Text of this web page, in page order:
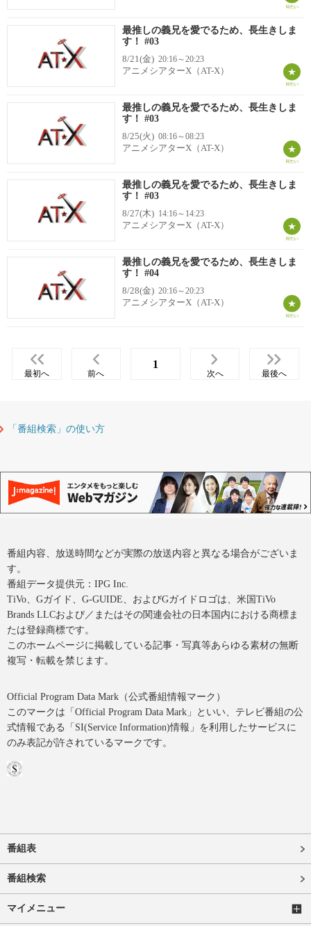
最推しの義兄を愛でるため、長生きしま
す！ #03
8/21(金) 20:16～20:23
アニメシアターX（AT-X）
最推しの義兄を愛でるため、長生きしま
す！ #03
8/25(火) 08:16～08:23
アニメシアターX（AT-X）
最推しの義兄を愛でるため、長生きしま
す！ #03
8/27(木) 14:16～14:23
アニメシアターX（AT-X）
最推しの義兄を愛でるため、長生きしま
す！ #04
8/28(金) 20:16～20:23
アニメシアターX（AT-X）
最初へ 前へ
1
次へ 最後へ
「番組検索」の使い方
番組内容、放送時間などが実際の放送内容と異なる場合がございま
す。
番組データ提供元：IPG Inc.
TiVo、Gガイド、G-GUIDE、およびGガイドロゴは、米国TiVo
Brands LLCおよび／またはその関連会社の日本国内における商標ま
たは登録商標です。
このホームページに掲載している記事・写真等あらゆる素材の無断
複写・転載を禁じます。
Official Program Data Mark（公式番組情報マーク）
このマークは「Official Program Data Mark」といい、テレビ番組の公
式情報である「SI(Service Information)情報」を利用したサービスに
のみ表記が許されているマークです。
番組表
番組検索
マイメニュー